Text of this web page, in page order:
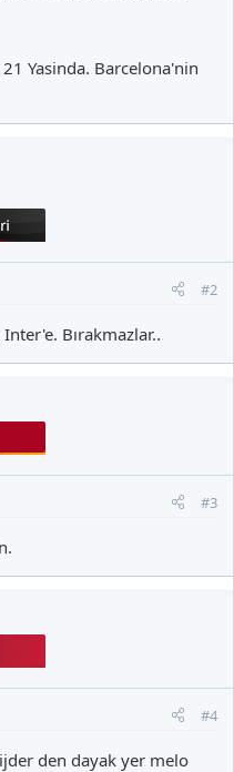
Yasinda. Barcelona'nin
#2
Bırakmazlar..
#3
#4
den dayak yer melo